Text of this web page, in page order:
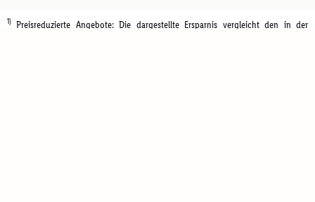
1) Preisreduzierte Angebote: Die dargestellte Ersparnis vergleicht den in der